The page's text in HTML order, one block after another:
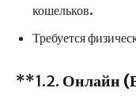
кошельков.
Требуется
**1.2. Онлайн